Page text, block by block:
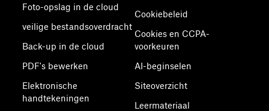
Foto-opslag in de cloud
veilige bestandsoverdracht
Back-up in de cloud
PDF's bewerken
Elektronische
handtekeningen
Cookiebeleid
Cookies en CCPA-
voorkeuren
AI-beginselen
Siteoverzicht
Leermateriaal